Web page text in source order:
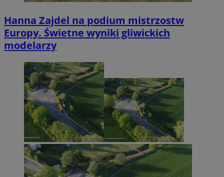
Hanna Zajdel na podium mistrzostw
Europy. Świetne wyniki gliwickich
modelarzy